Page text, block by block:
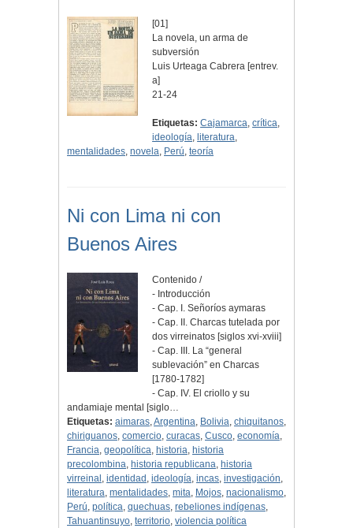
[01]
La novela, un arma de
subversión
Luis Urteaga Cabrera [entrev.
a]
21-24
Etiquetas: Cajamarca,crítica,
ideología, literatura,
mentalidades, novela, Perú, teoría
Ni con Lima ni con
Buenos Aires
Contenido /
- Introducción
- Cap. I. Señoríos aymaras
- Cap. II. Charcas tutelada por
dos virreinatos [siglos xvi-xviii]
- Cap. III. La “general
sublevación” en Charcas
[1780-1782]
- Cap. IV. El criollo y su
andamiaje mental [siglo…
Etiquetas: aimaras,Argentina, Bolivia, chiquitanos,
chiriguanos, comercio, curacas, Cusco, economía,
Francia, geopolítica, historia, historia
precolombina, historia republicana, historia
virreinal , identidad , ideología, incas, investigación,
literatura, mentalidades, mita, Mojos, nacionalismo,
Perú, política, quechuas, rebeliones indígenas,
Tahuantinsuyo, territorio, violencia política